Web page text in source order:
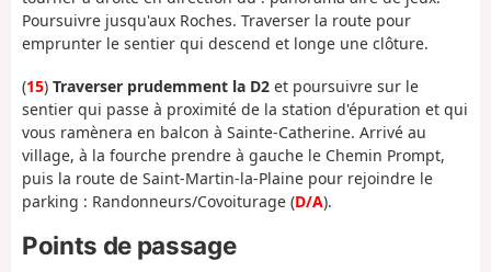
Poursuivre jusqu'aux Roches. Traverser la route pour
emprunter le sentier qui descend et longe une clôture.
(15) Traverser prudemment la D2 et poursuivre sur le
sentier qui passe à proximité de la station d'épuration et qui
vous ramènera en balcon à Sainte-Catherine. Arrivé au
village, à la fourche prendre à gauche le Chemin Prompt,
puis la route de Saint-Martin-la-Plaine pour rejoindre le
parking : Randonneurs/Covoiturage (D/A).
Points de passage